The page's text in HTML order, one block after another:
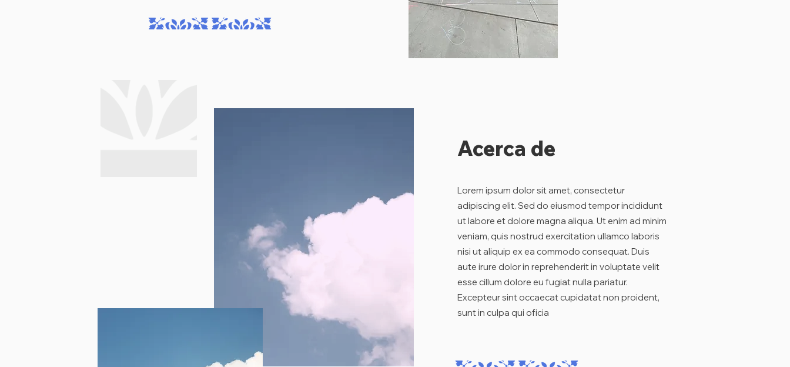
Acerca de
Lorem ipsum dolor sit amet, consectetur
adipiscing elit. Sed do eiusmod tempor incididunt
ut labore et dolore magna aliqua. Ut enim ad minim
veniam, quis nostrud exercitation ullamco laboris
nisi ut aliquip ex ea commodo consequat. Duis
aute irure dolor in reprehenderit in voluptate velit
esse cillum dolore eu fugiat nulla pariatur.
Excepteur sint occaecat cupidatat non proident,
sunt in culpa qui oficia